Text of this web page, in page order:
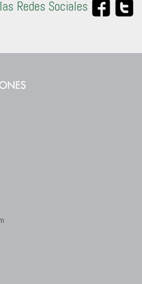
Redes Sociales